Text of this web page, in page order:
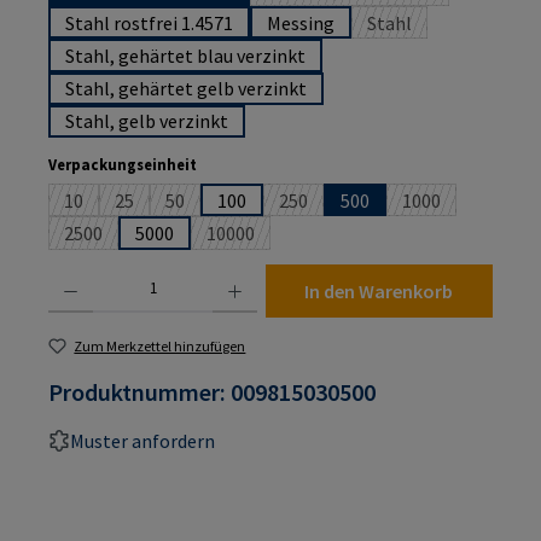
Stahl rostfrei 1.4571 Messing Stahl(Diese Option ist
Stahl, gehärtet blau verzinkt
Stahl, gehärtet gelb verzinkt
Stahl, gelb verzinkt
Verpackungseinheit
10(Diese Option ist zurzeit nicht verfügbar.)
25(Diese Option ist zurzeit nicht verfügbar.)
50(Diese Option ist zurzeit nicht verfügbar.)
100 250(Diese Option ist zurzeit nicht
500 1000(Diese Option
2500(Diese Option ist zurzeit nicht verfügbar.)
5000 10000(Diese Option ist zurzeit nicht verfügbar.)
In den Warenkorb
Zum Merkzettel hinzufügen
Produktnummer: 009815030500
Muster anfordern